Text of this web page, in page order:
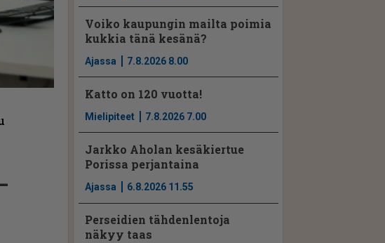
Voiko kaupungin mailta poimia
kukkia tänä kesänä?
Ajassa 7.8.2026 8.00
Katto on 120 vuotta!
Mielipiteet 7.8.2026 7.00
Jarkko Aholan kesäkiertue
Porissa perjantaina
Ajassa 6.8.2026 11.55
Perseidien tähdenlentoja
näkyy taas